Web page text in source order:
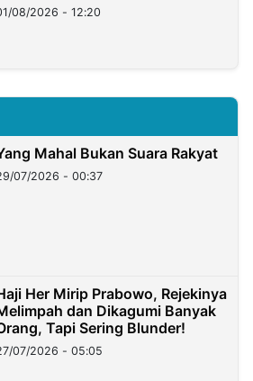
08/2026 - 12:20
Mahal Bukan Suara Rakyat
07/2026 - 00:37
Her Mirip Prabowo, Rejekinya
dan Dikagumi Banyak
Tapi Sering Blunder!
07/2026 - 05:05